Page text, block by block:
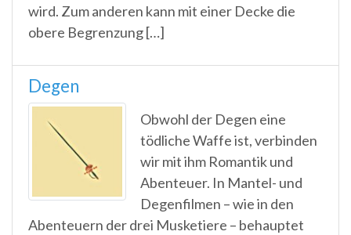
wird. Zum anderen kann mit einer Decke die
obere Begrenzung […]
Degen
Obwohl der Degen eine
tödliche Waffe ist, verbinden
wir mit ihm Romantik und
Abenteuer. In Mantel- und
Degenfilmen – wie in den
Abenteuern der drei Musketiere – behauptet